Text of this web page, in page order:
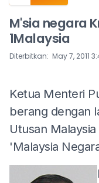
M'sia negara
1Malaysia
Diterbitkan: May 7, 2011
Ketua Menteri
berang dengan
Utusan
'Malaysia